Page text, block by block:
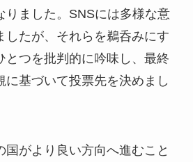
りました。SNSには多様な意
したが、それらを鵜呑みにす
とつを批判的に吟味し、最終
に基づいて投票先を決めまし
国がより良い方向へ進むこと